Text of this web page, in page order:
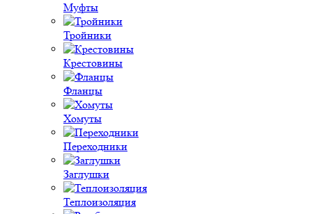
Муфты
Тройники
Крестовины
Фланцы
Хомуты
Переходники
Заглушки
Теплоизоляция